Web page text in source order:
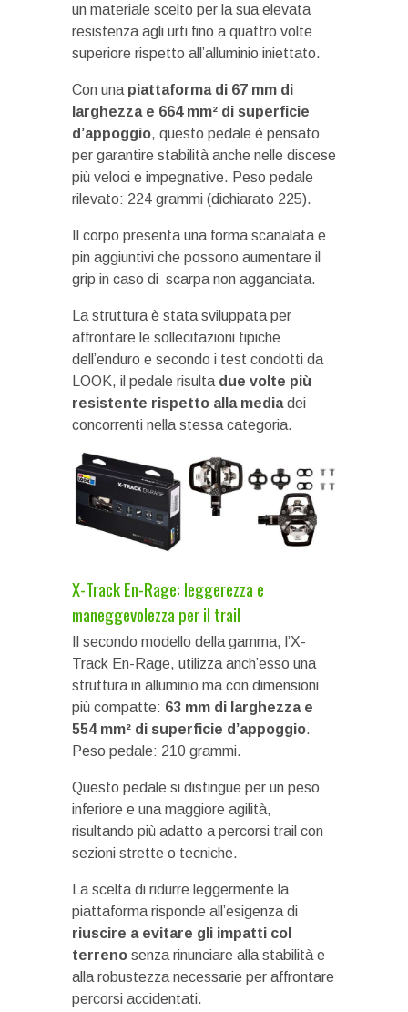
un materiale scelto per la sua elevata
resistenza agli urti fino a quattro volte
superiore rispetto all’alluminio iniettato.
Con una piattaforma di 67 mm di
larghezza e 664 mm² di superficie
d’appoggio, questo pedale è pensato
per garantire stabilità anche nelle discese
più veloci e impegnative. Peso pedale
rilevato: 224 grammi (dichiarato 225).
Il corpo presenta una forma scanalata e
pin aggiuntivi che possono aumentare il
grip in caso di scarpa non agganciata.
La struttura è stata sviluppata per
affrontare le sollecitazioni tipiche
dell’enduro e secondo i test condotti da
LOOK, il pedale risulta due volte più
resistente rispetto alla mediadei
concorrenti nella stessa categoria.
X-Track En-Rage: leggerezza e
maneggevolezza per il trail
Il secondo modello della gamma, l’X-
Track En-Rage, utilizza anch’esso una
struttura in alluminio ma con dimensioni
più compatte: 63 mm di larghezza e
554 mm² di superficie d’appoggio.
Peso pedale: 210 grammi.
Questo pedale si distingue per un peso
inferiore e una maggiore agilità,
risultando più adatto a percorsi trail con
sezioni strette o tecniche.
La scelta di ridurre leggermente la
piattaforma risponde all’esigenza di
riuscire a evitare gli impatti col
terreno senza rinunciare alla stabilità e
alla robustezza necessarie per affrontare
percorsi accidentati.